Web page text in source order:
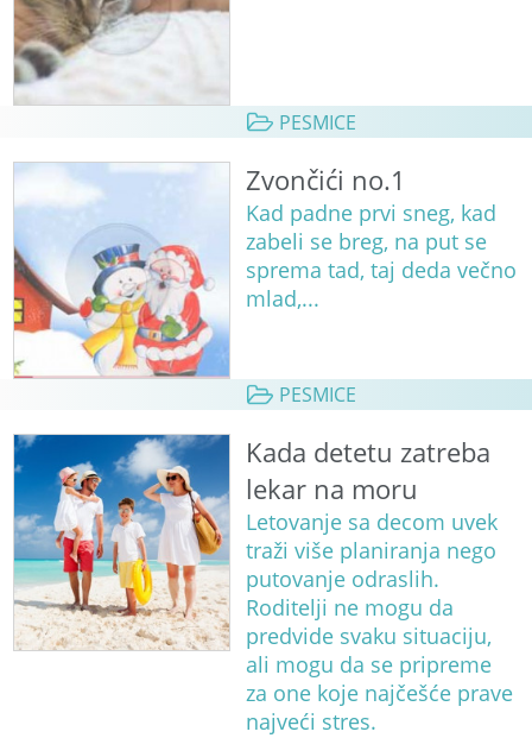
PESMICE
Zvončići no.1
Kad padne prvi sneg, kad
zabeli se breg, na put se
sprema tad, taj deda večno
mlad,...
PESMICE
Kada detetu zatreba
lekar na moru
Letovanje sa decom uvek
traži više planiranja nego
putovanje odraslih.
Roditelji ne mogu da
predvide svaku situaciju,
ali mogu da se pripreme
za one koje najčešće prave
najveći stres.